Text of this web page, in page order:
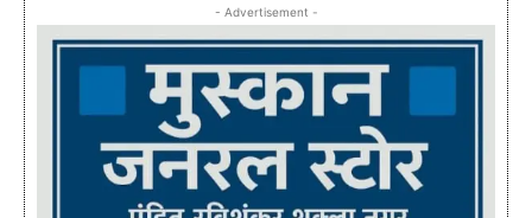
- Advertisement -